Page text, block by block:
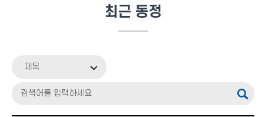
최근 동정
제목